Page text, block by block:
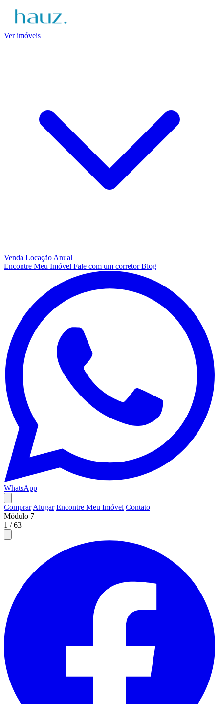
Ver imóveis
Venda Locação Anual
Encontre Meu Imóvel Fale com um corretorBlog
WhatsApp
Comprar Alugar Encontre Meu Imóvel Contato
Módulo 7
1 /63